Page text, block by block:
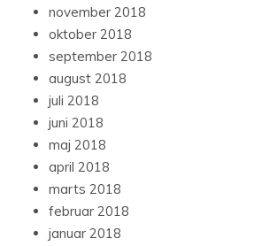
november 2018
oktober 2018
september 2018
august 2018
juli 2018
juni 2018
maj 2018
april 2018
marts 2018
februar 2018
januar 2018